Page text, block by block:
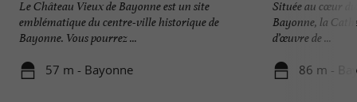
Le Château Vieux de Bayonne est un site
emblématique du centre-ville historique de
Bayonne. Vous pourrez ...
57 m - Bayonne
Située au cœur
Bayonne, la
d’œuvre de ...
86 m -